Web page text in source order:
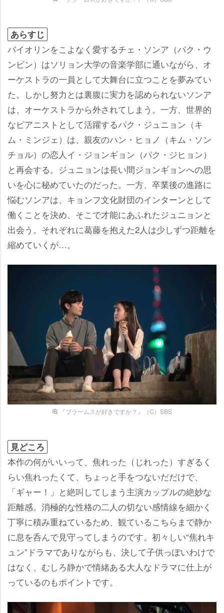
あらすじ
バイオリンをこよなく愛するチェ・ソンア（パク・ウ
ンビン）はソリョン大学の音楽学部に通いながら、オ
ーケストラの一員として大舞台に立つことを夢みてい
た。しかし努力とは裏腹に実力を認められないソンア
は、オーケストラから外されてしまう。一方、世界的
なピアニストとして活躍するパク・ジュニョン（キ
ム・ミンジェ）は、親友のハン・ヒョノ（キム・ソン
チョル）の恋人イ・ジョンギョン（パク・ジヒョン）
と再会する。ジュニョンは長い間ジョンギョンへの思
いを心に秘めていたのだった。一方、卒業後の進路に
悩むソンアは、キョンフ文化財団のインターンとして
働くことを決め、そこで才能にあふれたジュニョンと
出会う。それぞれに葛藤を抱えた2人は少しずつ距離を
縮めていくが…。
『ブラームスが好きですか？』（C）SBS
見どころ
本作の何がいいって、焦れった（じれった）すぎるく
らい焦れったくて、ちょっと手をつないだだけで、
「ギャー！」と絶叫してしまう主演カップルの絶妙な
距離感。消極的な性格の二人の切ない感情線を細かく
丁寧に積み重ねているため、観ているこちらまで静か
に息を呑んで見守ってしまうのです。初々しい“焦れキ
ュン”ドラマでありながらも、決して子供っぽいわけで
はなく、むしろ静かで情緒ある大人なドラマに仕上が
っているのもポイントです。